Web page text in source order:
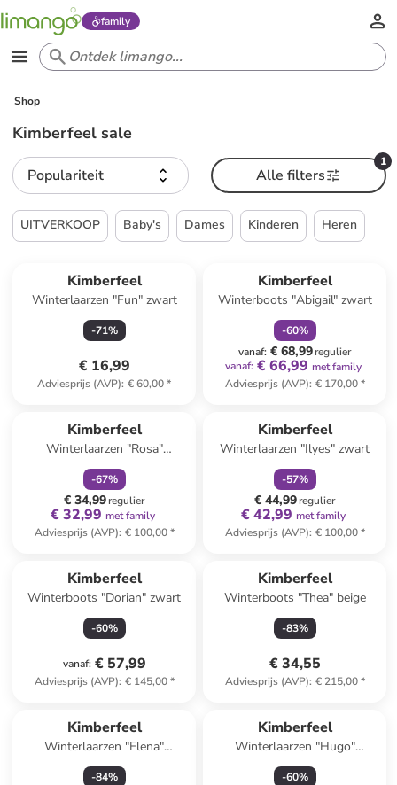
family
Shop
Kimberfeel sale
Populariteit
1
Alle filters
UITVERKOOP Baby's Dames Kinderen Heren
Kimberfeel
Winterlaarzen "Fun" zwart
-71%
€ 16,99
Adviesprijs (AVP): € 60,00*
Kimberfeel
Winterboots "Abigail" zwart
-60%
vanaf: € 68,99regulier
vanaf: € 66,99 met family
Adviesprijs (AVP): € 170,00*
Kimberfeel
Winterlaarzen "Rosa"
lichtbruin
-67%
€ 34,99regulier
€ 32,99 met family
Adviesprijs (AVP): € 100,00*
Kimberfeel
Winterlaarzen "Ilyes" zwart
-57%
€ 44,99regulier
€ 42,99 met family
Adviesprijs (AVP): € 100,00*
Kimberfeel
Winterboots "Dorian" zwart
-60%
vanaf: € 57,99
Adviesprijs (AVP): € 145,00*
Kimberfeel
Winterboots "Thea" beige
-83%
€ 34,55
Adviesprijs (AVP): € 215,00*
Kimberfeel
Winterlaarzen "Elena"
lichtbruin
-84%
Kimberfeel
Winterlaarzen "Hugo"
lichtbruin/zwart
-60%